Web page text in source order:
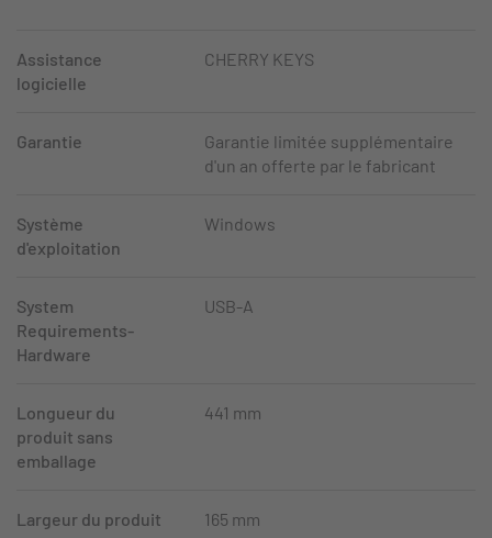
Assistance
logicielle
CHERRY KEYS
Garantie
Garantie limitée supplémentaire
d'un an offerte par le fabricant
Système
d'exploitation
Windows
System
Requirements-
Hardware
USB-A
Longueur du
produit sans
emballage
441 mm
Largeur du produit
165 mm